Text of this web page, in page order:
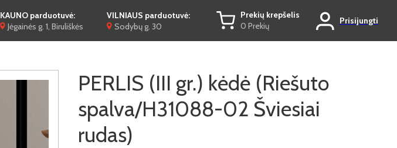
KAUNO parduotuvė:
Jėgainės g. 1, Biruliškės
VILNIAUS parduotuvė:
Sodybų g. 30
Prekių krepšelis
0 Prekių
Prisijungti
PERLIS (III gr.) kėdė (Riešuto
spalva/H31088-02 Šviesiai
rudas)